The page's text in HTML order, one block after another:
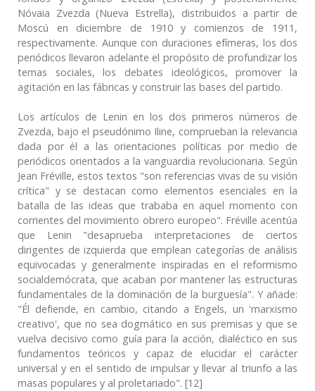
Nóvaia Zvezda (Nueva Estrella), distribuidos a partir de
Moscú en diciembre de 1910 y comienzos de 1911,
respectivamente. Aunque con duraciones efímeras, los dos
periódicos llevaron adelante el propósito de profundizar los
temas sociales, los debates ideológicos, promover la
agitación en las fábricas y construir las bases del partido.
Los artículos de Lenin en los dos primeros números de
Zvezda, bajo el pseudónimo Iline, comprueban la relevancia
dada por él a las orientaciones políticas por medio de
periódicos orientados a la vanguardia revolucionaria. Según
Jean Fréville, estos textos "son referencias vivas de su visión
crítica" y se destacan como elementos esenciales en la
batalla de las ideas que trababa en aquel momento con
corrientes del movimiento obrero europeo". Fréville acentúa
que Lenin "desaprueba interpretaciones de ciertos
dirigentes de izquierda que emplean categorías de análisis
equivocadas y generalmente inspiradas en el reformismo
socialdemócrata, que acaban por mantener las estructuras
fundamentales de la dominación de la burguesía". Y añade:
"Él defiende, en cambio, citando a Engels, un 'marxismo
creativo', que no sea dogmático en sus premisas y que se
vuelva decisivo como guía para la acción, dialéctico en sus
fundamentos teóricos y capaz de elucidar el carácter
universal y en el sentido de impulsar y llevar al triunfo a las
masas populares y al proletariado". [12]